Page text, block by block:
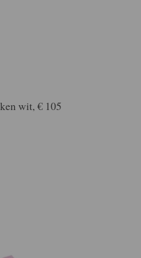
wit, € 105